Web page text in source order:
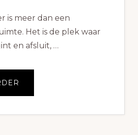
is meer dan een
Het is de plek waar
en afsluit, …
OP
MAKEN,